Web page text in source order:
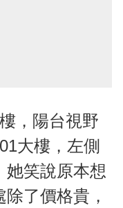
，陽台視野
大樓，左側
她笑說原本想
了價格貴，